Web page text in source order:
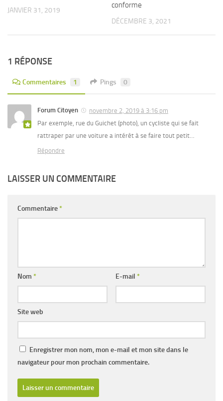
JANVIER 31, 2019
conforme
DÉCEMBRE 3, 2021
1 RÉPONSE
Commentaires 1 Pings 0
Forum Citoyen
novembre 2, 2019 à 3:16 pm
Par exemple, rue du Guichet (photo), un cycliste qui se fait
rattraper par une voiture a intérêt à se faire tout petit…
Répondre
LAISSER UN COMMENTAIRE
Commentaire*
Nom * E-mail *
Site web
Enregistrer mon nom, mon e-mail et mon site dans le
navigateur pour mon prochain commentaire.